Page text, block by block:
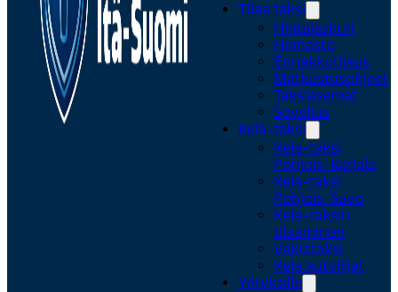
Tilaa taksi
Hintalaskuri
Hinnasto
Ennakkotilaus
Matkustusohjeet
Taksiasemat
Sovellus
Kela-taksi
Kela-taksi
Pohjois-Karjala
Kela-taksi
Pohjois-Savo
Kela-taksin
tilaaminen
Vakiotaksi
Kela autoilijat
Yrityksille